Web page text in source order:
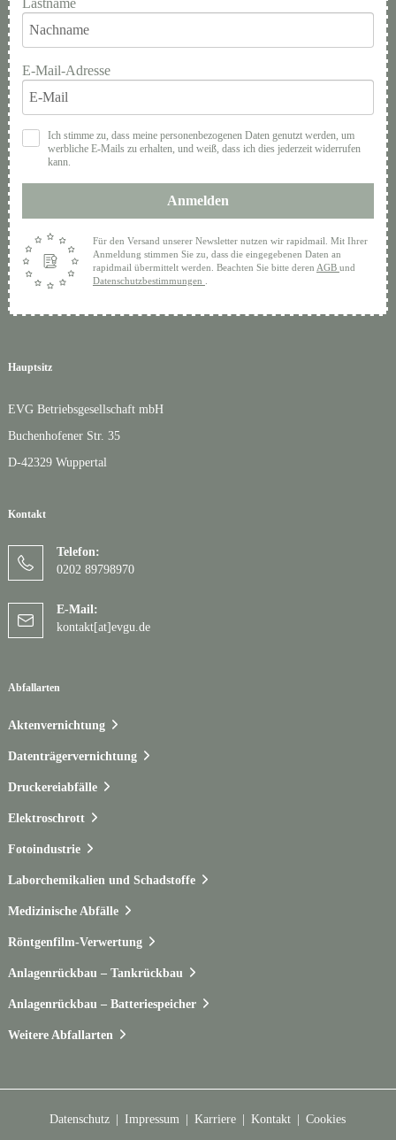
Hauptsitz
EVG Betriebsgesellschaft mbH
Buchenhofener Str. 35
D-42329 Wuppertal
Kontakt
Telefon:
0202 89798970
E-Mail:
kontakt[at]evgu.de
Abfallarten
Aktenvernichtung
Datenträgervernichtung
Druckereiabfälle
Elektroschrott
Fotoindustrie
Laborchemikalien und Schadstoffe
Medizinische Abfälle
Röntgenfilm-Verwertung
Anlagenrückbau – Tankrückbau
Anlagenrückbau – Batteriespeicher
Weitere Abfallarten
Lastname
E-Mail-Adresse
Ich stimme zu, dass meine personenbezogenen Daten genutzt werden, um
werbliche E-Mails zu erhalten, und weiß, dass ich dies jederzeit widerrufen
kann.
Anmelden
Für den Versand unserer Newsletter nutzen wir rapidmail. Mit Ihrer
Anmeldung stimmen Sie zu, dass die eingegebenen Daten an
rapidmail übermittelt werden. Beachten Sie bitte deren AGB und
Datenschutzbestimmungen
Datenschutz Impressum Karriere Kontakt Cookies